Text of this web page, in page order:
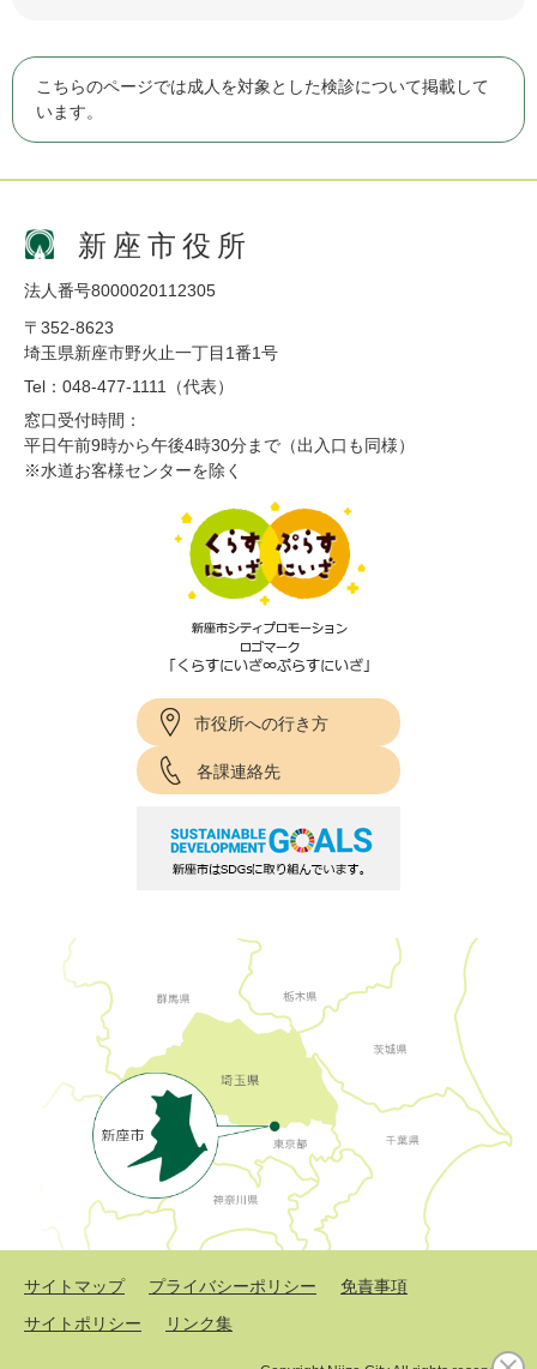
こちらのページでは成人を対象とした検診について掲載して
います。
新座市役所
法人番号8000020112305
〒352-8623
埼玉県新座市野火止一丁目1番1号
Tel：048-477-1111（代表）
窓口受付時間：
平日午前9時から午後4時30分まで（出入口も同様）
※水道お客様センターを除く
市役所への行き方
各課連絡先
サイトマップ プライバシーポリシー
免責事項
サイトポリシー
リンク集